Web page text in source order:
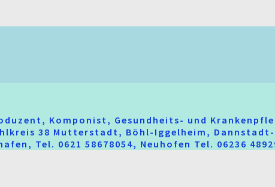
Komponist, Gesundheits- und
38 Mutterstadt, Böhl-Iggelheim,
Tel. 0621 58678054, Neuhofen Tel. 06236